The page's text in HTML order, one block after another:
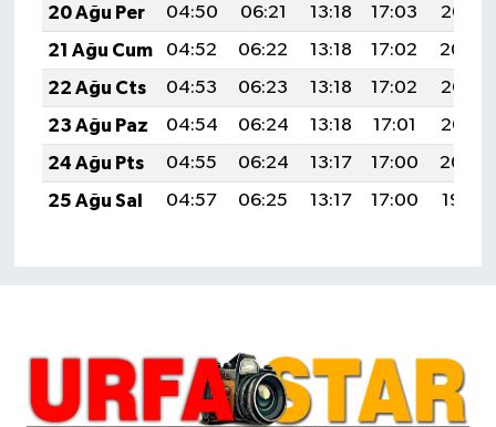
20 Ağu Per
04:50 06:21 13:18 17:03
20:06
21 Ağu Cum
04:52 06:22 13:18 17:02
20:04
22 Ağu Cts
04:53 06:23 13:18 17:02
20:03
23 Ağu Paz
04:54 06:24 13:18 17:01
20:02
24 Ağu Pts
04:55 06:24 13:17 17:00
20:00
25 Ağu Sal
04:57 06:25 13:17 17:00 19:59